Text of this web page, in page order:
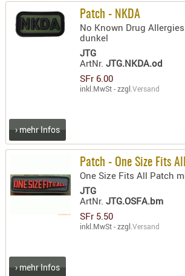
Patch - NKDA
No Known Drug
dunkel
JTG
ArtNr.JTG.NKDA.od
SFr 6.00
inkl.MwSt - zzgl.Versand
› mehr Infos
Patch - One Size Fits All
One Size Fits All Patch
JTG
ArtNr.JTG.OSFA.bm
SFr 5.50
inkl.MwSt - zzgl.Versand
› mehr Infos